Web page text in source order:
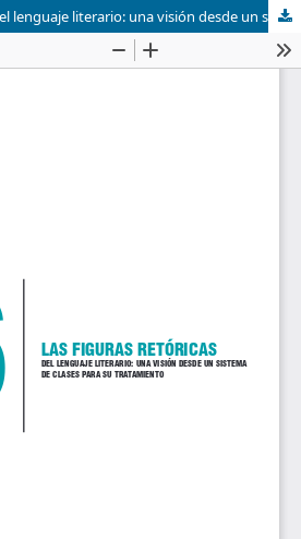
Las figuras retóricas del lenguaje literario: una visión desde un sistema de clases para su tratamiento